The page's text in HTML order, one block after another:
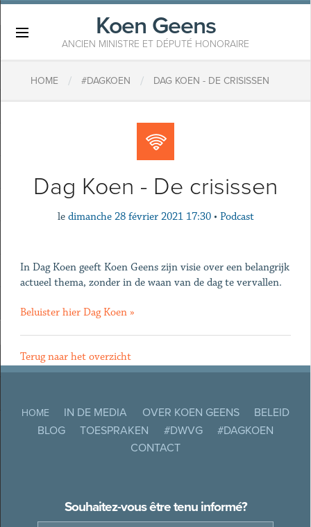
Koen Geens
ANCIEN MINISTRE ET DÉPUTÉ HONORAIRE
HOME / #DAGKOEN / DAG KOEN - DE CRISISSEN
Dag Koen - De crisissen
le dimanche 28 février 2021 17:30 • Podcast
In Dag Koen geeft Koen Geens zijn visie over een belangrijk
actueel thema, zonder in de waan van de dag te vervallen.
Beluister hier Dag Koen »
Terug naar het overzicht
HOME IN DE MEDIA OVER KOEN GEENS
BELEID
BLOG
TOESPRAKEN #DWVG
#DAGKOEN
CONTACT
Souhaitez-vous être tenu informé?